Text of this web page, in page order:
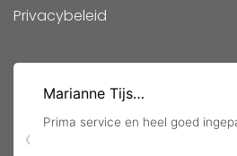
Privacybeleid